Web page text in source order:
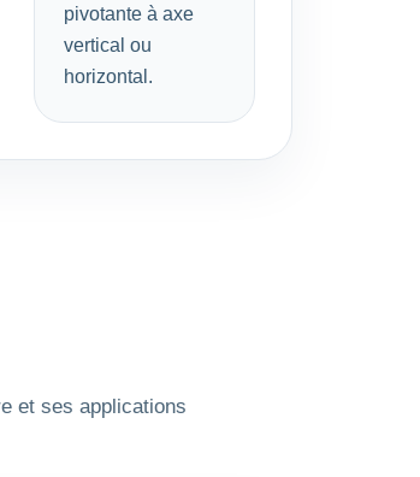
pivotante à axe
vertical ou
horizontal.
et ses applications